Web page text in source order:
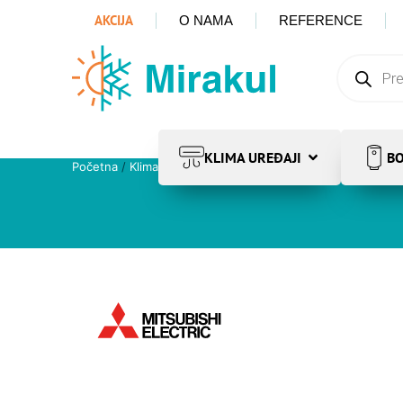
AKCIJA O NAMA REFERENCE
KLIMA UREĐAJI
Početna / Klima uređaji /Mitsubishi/ Mitsubishi Kirigamine